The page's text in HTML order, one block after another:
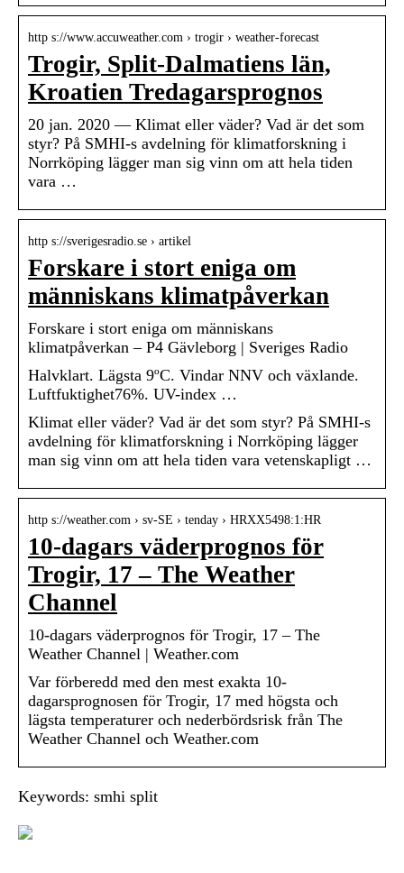
http s://www.accuweather.com › trogir › weather-forecast
Trogir, Split-Dalmatiens län,
Kroatien Tredagarsprognos
20 jan. 2020 — Klimat eller väder? Vad är det som
styr? På SMHI-s avdelning för klimatforskning i
Norrköping lägger man sig vinn om att hela tiden
vara …
http s://sverigesradio.se › artikel
Forskare i stort eniga om
människans klimatpåverkan
Forskare i stort eniga om människans
klimatpåverkan – P4 Gävleborg | Sveriges Radio
Halvklart. Lägsta 9ºC. Vindar NNV och växlande.
Luftfuktighet76%. UV-index …
Klimat eller väder? Vad är det som styr? På SMHI-s
avdelning för klimatforskning i Norrköping lägger
man sig vinn om att hela tiden vara vetenskapligt …
http s://weather.com › sv-SE › tenday › HRXX5498:1:HR
10-dagars väderprognos för
Trogir, 17 – The Weather
Channel
10-dagars väderprognos för Trogir, 17 – The
Weather Channel | Weather.com
Var förberedd med den mest exakta 10-
dagarsprognosen för Trogir, 17 med högsta och
lägsta temperaturer och nederbördsrisk från The
Weather Channel och Weather.com
Keywords: smhi split